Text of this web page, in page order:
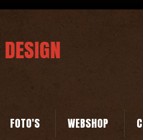
FOTO'S WEBSHOP